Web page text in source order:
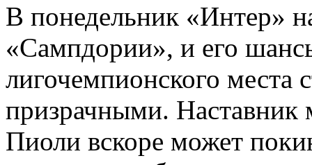
В понедельник «Интер»
«Сампдории», и его
лигочемпионского места
призрачными. Наставник
Пиоли вскоре может